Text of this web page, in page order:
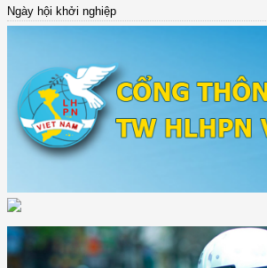
Ngày hội khởi nghiệp